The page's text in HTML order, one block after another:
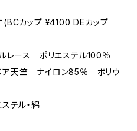
(BCカップ ¥4100 DEカップ
レース ポリエステル100％
竺 ナイロン85％ ポリウ
ル・綿